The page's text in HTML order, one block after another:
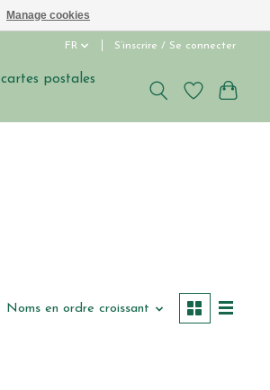
FR S’inscrire / Se connecter
cartes postales
Noms en ordre croissant
Manage cookies